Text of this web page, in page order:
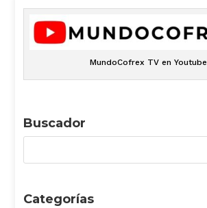
MundoCofrex TV en Youtube
Buscador
Categorías